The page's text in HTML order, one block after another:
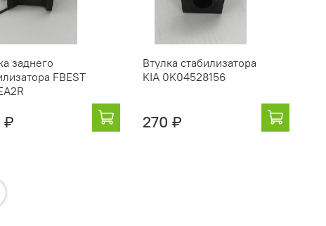
заднего
FBEST
₽
Втулка стабилизатора
KIA 0K04528156
270 ₽